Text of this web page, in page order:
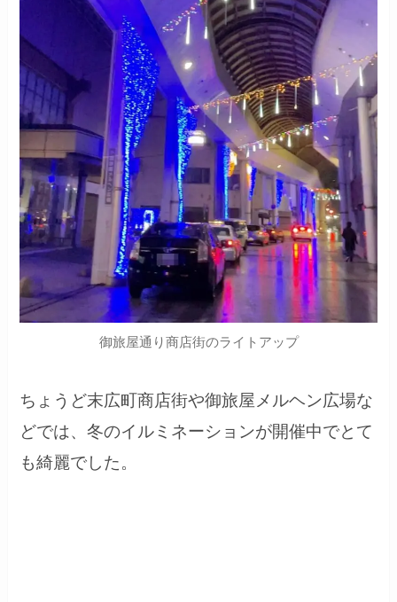
御旅屋通り商店街のライトアップ
ちょうど末広町商店街や御旅屋メルヘン広場な
どでは、冬のイルミネーションが開催中でとて
も綺麗でした。